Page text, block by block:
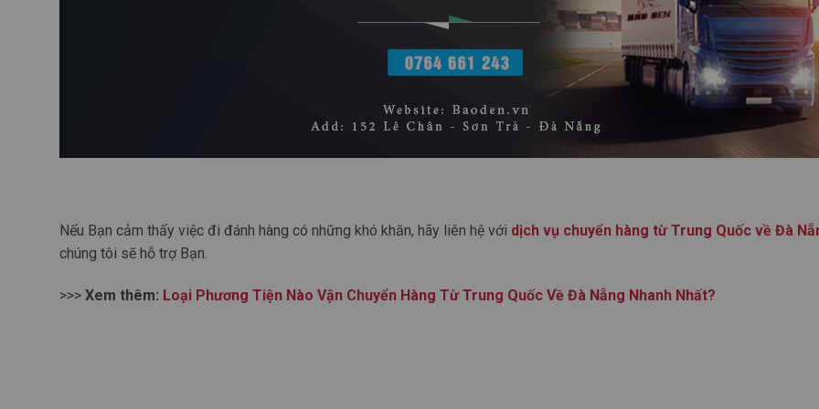
Nếu Bạn cảm thấy việc đi đánh hàng có những khó khăn, hãy liên hệ với dịch vụ chuyển hàng từ Trung Quốc về Đà
chúng tôi sẽ hỗ trợ Bạn.
>>> Xem thêm: Loại Phương Tiện Nào Vận Chuyển Hàng Từ Trung Quốc Về Đà Nẵng Nhanh Nhất?